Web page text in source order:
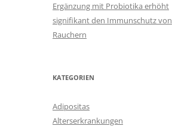
Ergänzung mit Probiotika erhöht
signifikant den Immunschutz von
Rauchern
KATEGORIEN
Adipositas
Alterserkrankungen